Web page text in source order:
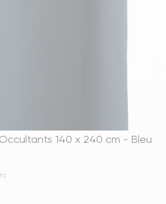
140 x 240 cm - Bleu